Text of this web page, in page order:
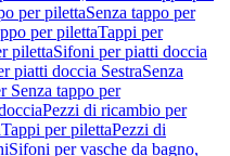
per pilettaSenza tappo per
per pilettaTappi per
pilettaSifoni per piatti doccia
piatti doccia SestraSenza
Senza tappo per
Pezzi di ricambio per
Tappi per pilettaPezzi di
Sifoni per vasche da bagno,